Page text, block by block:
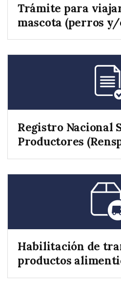
Trámite para
mascota (perros y/
Registro Nacional
Productores
Habilitación de
productos